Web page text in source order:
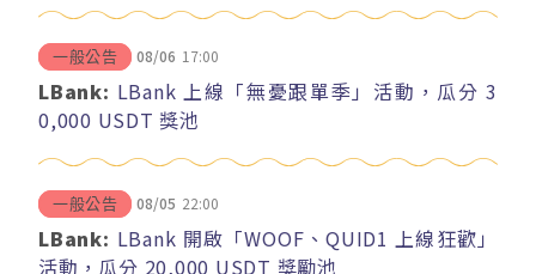
一般公告 08/06 17:00
LBank: LBank 上線「無憂跟單季」活動，瓜分 3
0,000 USDT 獎池
一般公告 08/05 22:00
LBank: LBank 開啟「WOOF、QUID1 上線狂歡」
活動，瓜分 20,000 USDT 獎勵池